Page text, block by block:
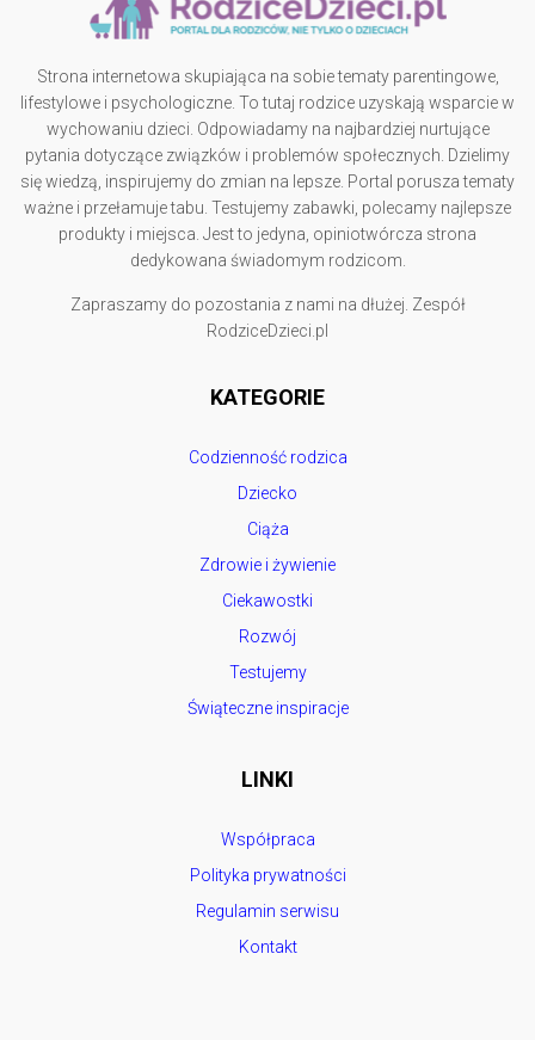
Strona internetowa skupiająca na sobie tematy parentingowe,
lifestylowe i psychologiczne. To tutaj rodzice uzyskają wsparcie w
wychowaniu dzieci. Odpowiadamy na najbardziej nurtujące
pytania dotyczące związków i problemów społecznych. Dzielimy
się wiedzą, inspirujemy do zmian na lepsze. Portal porusza tematy
ważne i przełamuje tabu. Testujemy zabawki, polecamy najlepsze
produkty i miejsca. Jest to jedyna, opiniotwórcza strona
dedykowana świadomym rodzicom.
Zapraszamy do pozostania z nami na dłużej. Zespół
RodziceDzieci.pl
KATEGORIE
Codzienność rodzica
Dziecko
Ciąża
Zdrowie i żywienie
Ciekawostki
Rozwój
Testujemy
Świąteczne inspiracje
LINKI
Współpraca
Polityka prywatności
Regulamin serwisu
Kontakt